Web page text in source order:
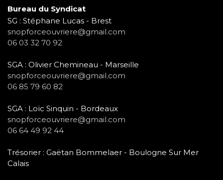
Bureau du Syndicat
SG : Stéphane Lucas - Brest
snopforceouvriere@gmail.com
06 03 32 70 92
SGA : Olivier Chemineau - Marseille
snopforceouvriere@gmail.com
06 85 79 60 82
SGA : Loïc Sinquin - Bordeaux
snopforceouvriere@gmail.com
06 64 49 92 44
Trésorier : Gaëtan Bommelaer - Boulogne Sur Mer
Calais